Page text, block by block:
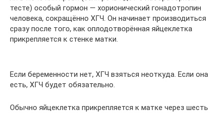
тесте) особый гормон — хорионический гонадотропин
человека, сокращённо ХГЧ. Он начинает производиться
сразу после того, как оплодотворённая яйцеклетка
прикрепляется к стенке матки.
Если беременности нет, ХГЧ взяться неоткуда. Если она
есть, ХГЧ будет обязательно.
Обычно яйцеклетка прикрепляется к матке через шесть